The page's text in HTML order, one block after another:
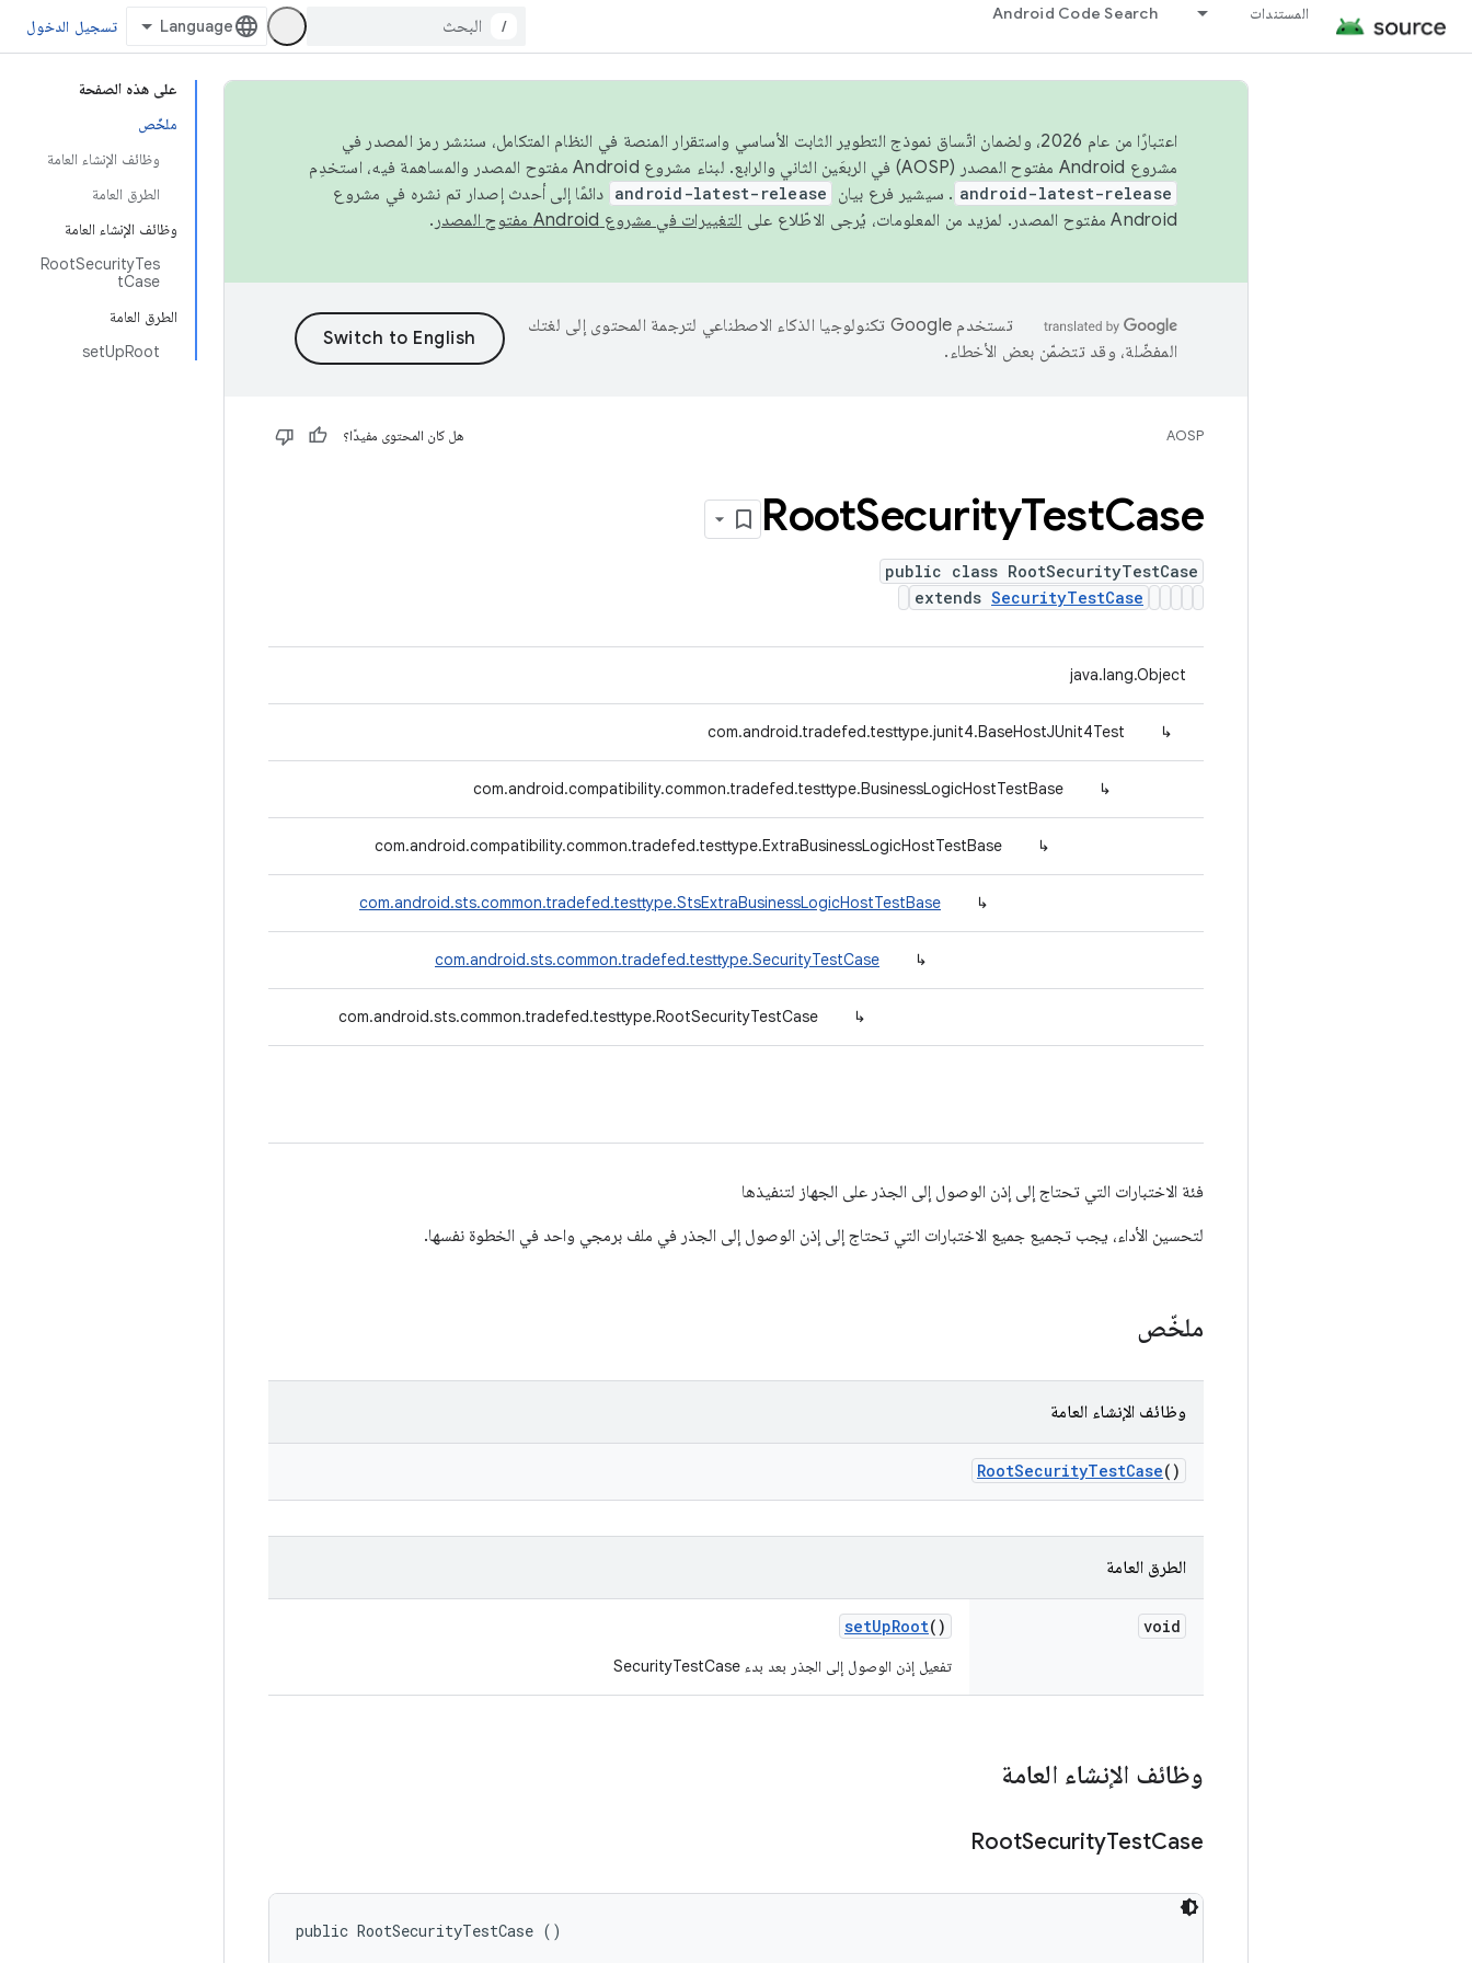
المستندات Android Code Search
/ تسجيل الدخول
على هذه الصفحة
ملخّص
وظائف الإنشاء العامة
الطرق العامة
وظائف الإنشاء العامة
RootSecurityTes
tCase
الطرق العامة
setUpRoot
اعتبارًا من عام 2026، ولضمان اتّساق نموذج التطوير الثابت الأساسي واستقرار المنصة في النظام المتكامل، سننشر رمز المصدر في
مشروع Android مفتوح المصدر (AOSP) في الربعَين الثاني والرابع. لبناء مشروع Android مفتوح المصدر والمساهمة فيه، استخدِم
android-latest-release . سيشير فرع بيان android-latest-release دائمًا إلى أحدث إصدار تم نشره في مشروع
Android مفتوح المصدر. لمزيد من المعلومات، يُرجى الاطّلاع على
التغييرات في مشروع Android مفتوح المصدر .
تستخدم Google تكنولوجيا الذكاء الاصطناعي لترجمة المحتوى إلى لغتك
المفضّلة، وقد تتضمّن بعض الأخطاء.
AOSP هل كان المحتوى مفيدًا؟
RootSecurityTestCase
public class RootSecurityTestCase
extends SecurityTestCase
java.lang.Object
↳
com.android.tradefed.testtype.junit4.BaseHostJUnit4Test
↳
com.android.compatibility.common.tradefed.testtype.BusinessLogicHostTestBase
↳
com.android.compatibility.common.tradefed.testtype.ExtraBusinessLogicHostTestBase
↳
com.android.sts.common.tradefed.testtype.StsExtraBusinessLogicHostTestBase
↳
com.android.sts.common.tradefed.testtype.SecurityTestCase
↳
com.android.sts.common.tradefed.testtype.RootSecurityTestCase
فئة الاختبارات التي تحتاج إلى إذن الوصول إلى الجذر على الجهاز لتنفيذها
لتحسين الأداء، يجب تجميع جميع الاختبارات التي تحتاج إلى إذن الوصول إلى الجذر في ملف برمجي واحد في الخطوة نفسها.
ملخّص
وظائف الإنشاء العامة
RootSecurityTestCase()
الطرق العامة
void
setUpRoot()
تفعيل إذن الوصول إلى الجذر بعد بدء SecurityTestCase
وظائف الإنشاء العامة
RootSecurityTestCase
public RootSecurityTestCase ()